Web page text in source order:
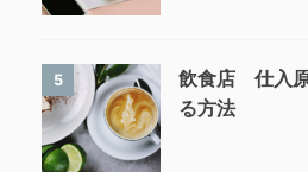
5
飲食店 仕入
る方法